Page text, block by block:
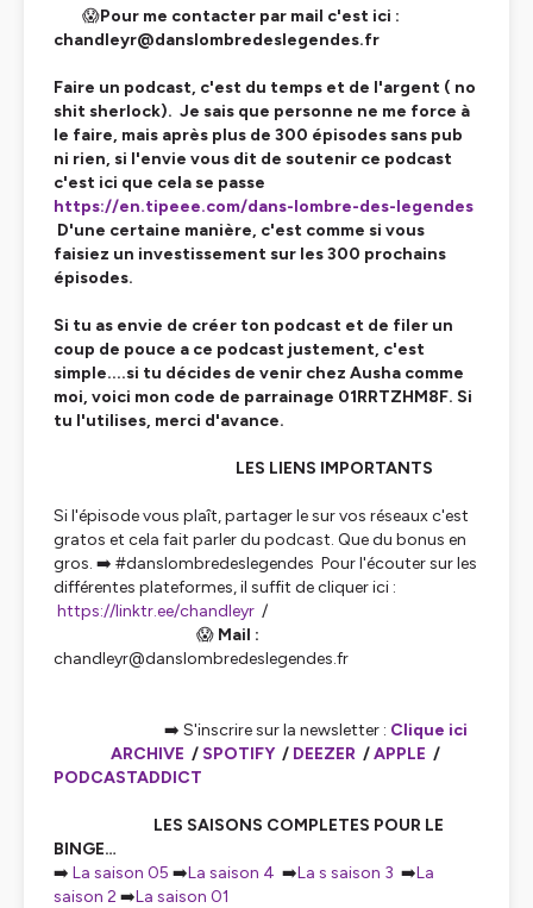
😱Pour me contacter par mail c'est ici :
chandleyr@danslombredeslegendes.fr
Faire un podcast, c'est du temps et de l'argent ( no
shit sherlock). Je sais que personne ne me force à
le faire, mais après plus de 300 épisodes sans pub
ni rien, si l'envie vous dit de soutenir ce podcast
c'est ici que cela se passe
https://en.tipeee.com/dans-lombre-des-legendes
D'une certaine manière, c'est comme si vous
faisiez un investissement sur les 300 prochains
épisodes.
Si tu as envie de créer ton podcast et de filer un
coup de pouce a ce podcast justement, c'est
simple....si tu décides de venir chez Ausha comme
moi, voici mon code de parrainage 01RRTZHM8F. Si
tu l'utilises, merci d'avance.
LES LIENS IMPORTANTS
Si l'épisode vous plaît, partager le sur vos réseaux c'est
gratos et cela fait parler du podcast. Que du bonus en
gros. ➡️ #danslombredeslegendes Pour l'écouter sur les
différentes plateformes, il suffit de cliquer ici :
https://linktr.ee/chandleyr /
😱 Mail :
chandleyr@danslombredeslegendes.fr
➡️ S'inscrire sur la newsletter : Clique ici
ARCHIVE / SPOTIFY/ DEEZER /APPLE /
PODCASTADDICT
LES SAISONS COMPLETES POUR LE
BINGE…
➡️ La saison 05 ➡️La saison 4 ➡️La s saison 3 ➡️La
saison 2 ➡️La saison 01